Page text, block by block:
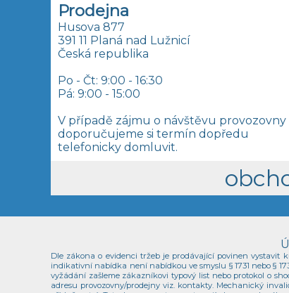
Prodejna
Husova 877
391 11 Planá nad Lužnicí
Česká republika
Po - Čt: 9:00 - 16:30
Pá: 9:00 - 15:00
V případě zájmu o návštěvu provozovny
doporučujeme si termín dopředu
telefonicky domluvit.
Dle zákona o evidenci tržeb je prodávající povinen
indikativní nabídka není nabídkou ve smyslu § 1731 nebo §
vyžádání zašleme zákazníkovi typový list nebo protokol o
adresu provozovny/prodejny viz. kontakty. Mechanický